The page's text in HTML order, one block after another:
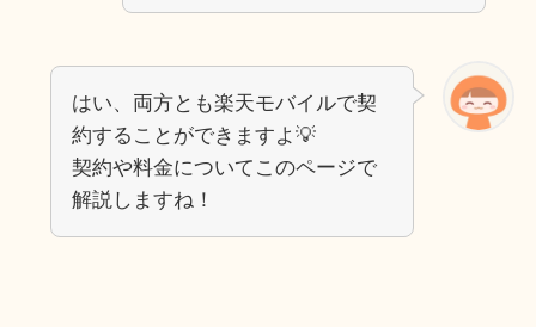
はい、両方とも楽天モバイルで契
約することができますよ💡
契約や料金についてこのページで
解説しますね！